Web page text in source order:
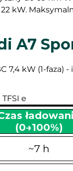
kW.
A7
7,4 kW (1-faza)
e
(0→100%)
~7 h